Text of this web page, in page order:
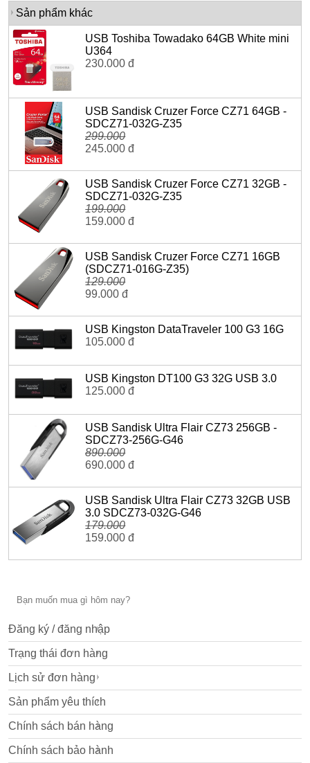
Sản phẩm khác
USB Toshiba Towadako 64GB White mini
U364
230.000 đ
USB Sandisk Cruzer Force CZ71 64GB -
SDCZ71-032G-Z35
299.000
245.000 đ
USB Sandisk Cruzer Force CZ71 32GB -
SDCZ71-032G-Z35
199.000
159.000 đ
USB Sandisk Cruzer Force CZ71 16GB
(SDCZ71-016G-Z35)
129.000
99.000 đ
USB Kingston DataTraveler 100 G3 16G
105.000 đ
USB Kingston DT100 G3 32G USB 3.0
125.000 đ
USB Sandisk Ultra Flair CZ73 256GB -
SDCZ73-256G-G46
890.000
690.000 đ
USB Sandisk Ultra Flair CZ73 32GB USB
3.0 SDCZ73-032G-G46
179.000
159.000 đ
Đăng ký / đăng nhập
Trạng thái đơn hàng
Lịch sử đơn hàng
Sản phẩm yêu thích
Chính sách bán hàng
Chính sách bảo hành